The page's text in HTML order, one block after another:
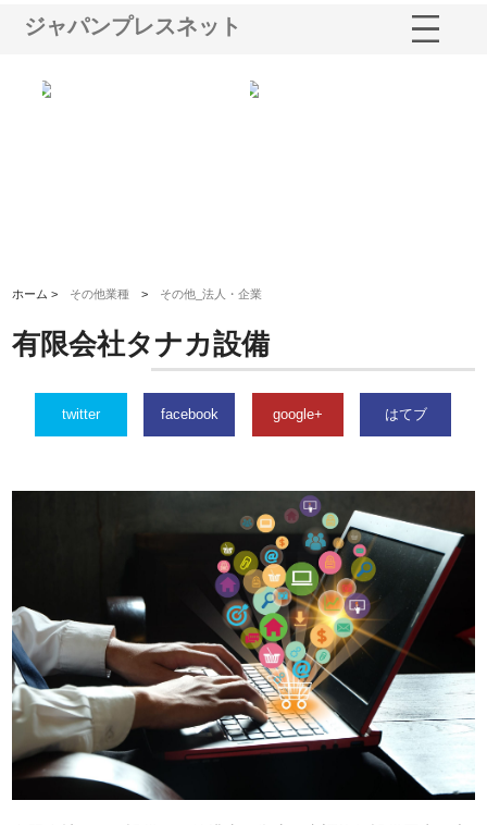
ジャパンプレスネット
ホーム > その他業種 > その他_法人・企業
有限会社タナカ設備
twitter facebook google+ はてブ